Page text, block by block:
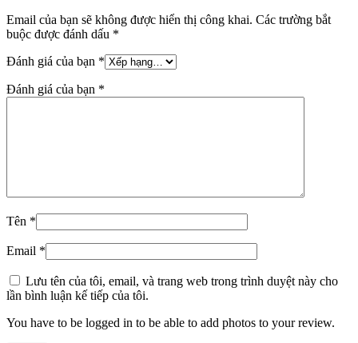
Email của bạn sẽ không được hiển thị công khai. Các trường bắt
buộc được đánh dấu *
Đánh giá của bạn *
Đánh giá của bạn *
Tên *
Email *
Lưu tên của tôi, email, và trang web trong trình duyệt này cho
lần bình luận kế tiếp của tôi.
You have to be logged in to be able to add photos to your review.